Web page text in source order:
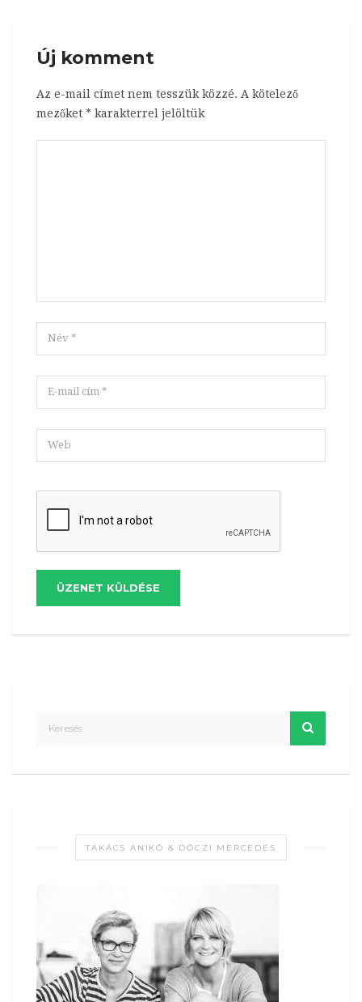
Új komment
Az e-mail címet nem tesszük közzé. A kötelező
mezőket * karakterrel jelöltük
ÜZENET KÜLDÉSE
TAKÁCS ANIKÓ & DÓCZI MERCEDES